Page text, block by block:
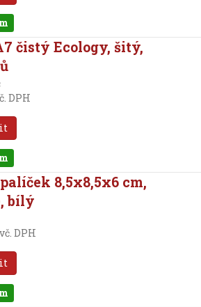
čistý Ecology, šitý,
DPH
8,5x8,5x6 cm,
bílý
DPH